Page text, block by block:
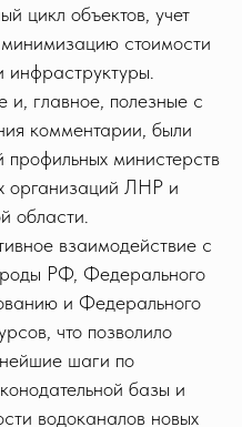
цикл объектов, учет
стоимости
инфраструктуры.
и, главное, полезные с
комментарии, были
профильных министерств
организаций ЛНР и
области.
взаимодействие с
РФ, Федерального
и Федерального
что позволило
шаги по
базы и
водоканалов новых